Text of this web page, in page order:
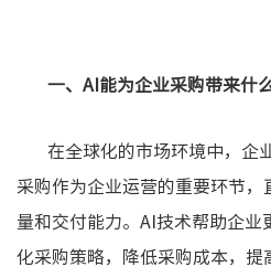
一、AI能为企业采购带来什么
在全球化的市场环境中，企
采购作为企业运营的重要环节，
量和交付能力。AI技术帮助企业
化采购策略，降低采购成本，提